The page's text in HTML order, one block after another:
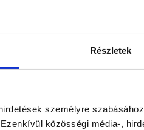
Részletek
személyre
közösségi média-,